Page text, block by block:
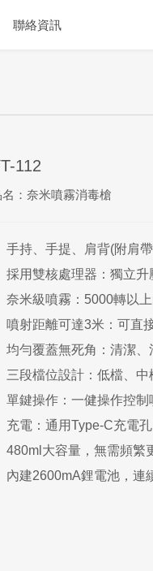
聯絡資訊
112
名：奈米噴霧消毒槍
手持、手提、肩背(附肩
採用雙核處理器：獨立
奈米級噴霧：5000轉以
噴射距離可達3米：可直
均勻覆蓋無死角：清潔
三段檔位設計：低檔、
單鍵操作：一健操作控
充電：通用Type-C充電
480ml大容量，無需頻繁
內建2600mA鋰電池，連